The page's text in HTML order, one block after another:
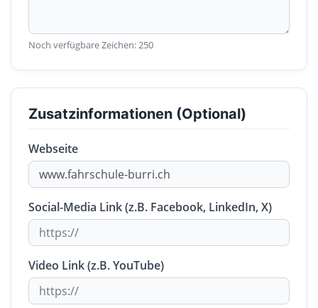
Noch verfügbare Zeichen:250
Zusatzinformationen (Optional)
Webseite
Social-Media Link (z.B. Facebook, LinkedIn, X)
Video Link (z.B. YouTube)